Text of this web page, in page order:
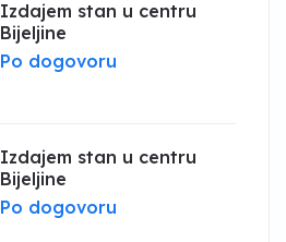
Izdajem stan u centru
Bijeljine
Po dogovoru
Izdajem stan u centru
Bijeljine
Po dogovoru